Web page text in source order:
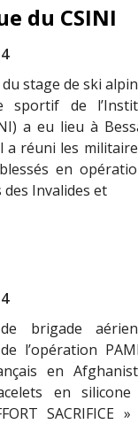
du CSINI
stage de ski
sportif de
a eu lieu à
a réuni les
en
Invalides et
brigade
l’opération
en
en silicone